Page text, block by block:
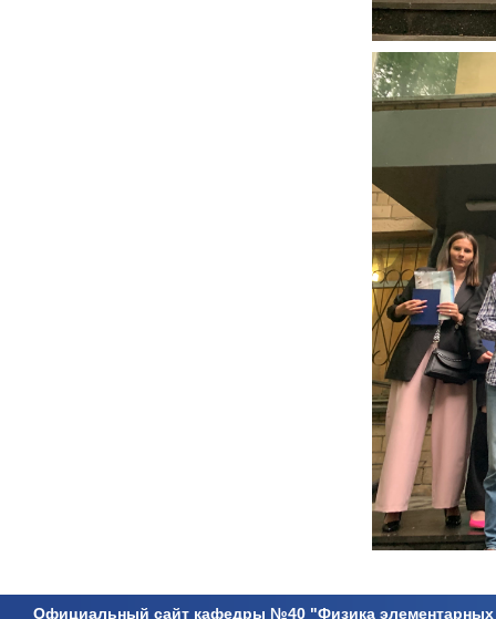
Официальный сайт кафедры №40 "Физика